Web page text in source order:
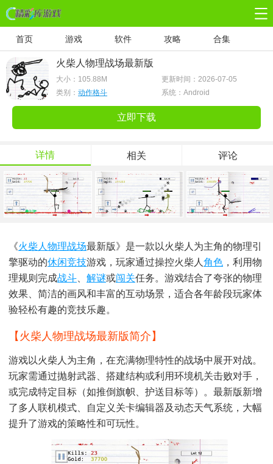
首页 游戏 软件 攻略 合集
火柴人物理战场最新版
大小： 105.88M
更新时间：2026-07-05
类别： 动作格斗 系统：Android
立即下载
详情 相关 评论
《火柴人 物理战场最新版》是一款以火柴人为主角的物理引
擎驱动的休闲竞技游戏，玩家通过操控火柴人 角色 ，利用物
理规则完成战斗 解谜或闯关任务。游戏结合了夸张的物理
效果、简洁的画风和丰富的互动场景，适合各年龄段玩家体
验轻松有趣的竞技乐趣。
【火柴人物理战场最新版简介】
游戏以火柴人为主角，在充满物理特性的战场中展开对战。
玩家需通过抛射武器、搭建结构或利用环境机关击败对手，
或完成特定目标（如推倒旗帜、护送目标等）。最新版新增
了多人联机模式、自定义关卡编辑器及动态天气系统，大幅
提升了游戏的策略性和可玩性。